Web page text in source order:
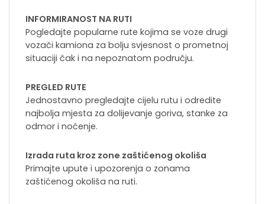
INFORMIRANOST NA RUTI
Pogledajte popularne rute kojima se voze drugi
vozači kamiona za bolju svjesnost o prometnoj
situaciji čak i na nepoznatom području.
PREGLED RUTE
Jednostavno pregledajte cijelu rutu i odredite
najbolja mjesta za dolijevanje goriva, stanke za
odmor i noćenje.
Izrada ruta kroz zone zaštićenog okoliša
Primajte upute i upozorenja o zonama
zaštićenog okoliša na ruti.